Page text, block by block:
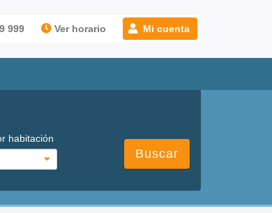
999 Ver horario Mi cuenta
habitación
Buscar